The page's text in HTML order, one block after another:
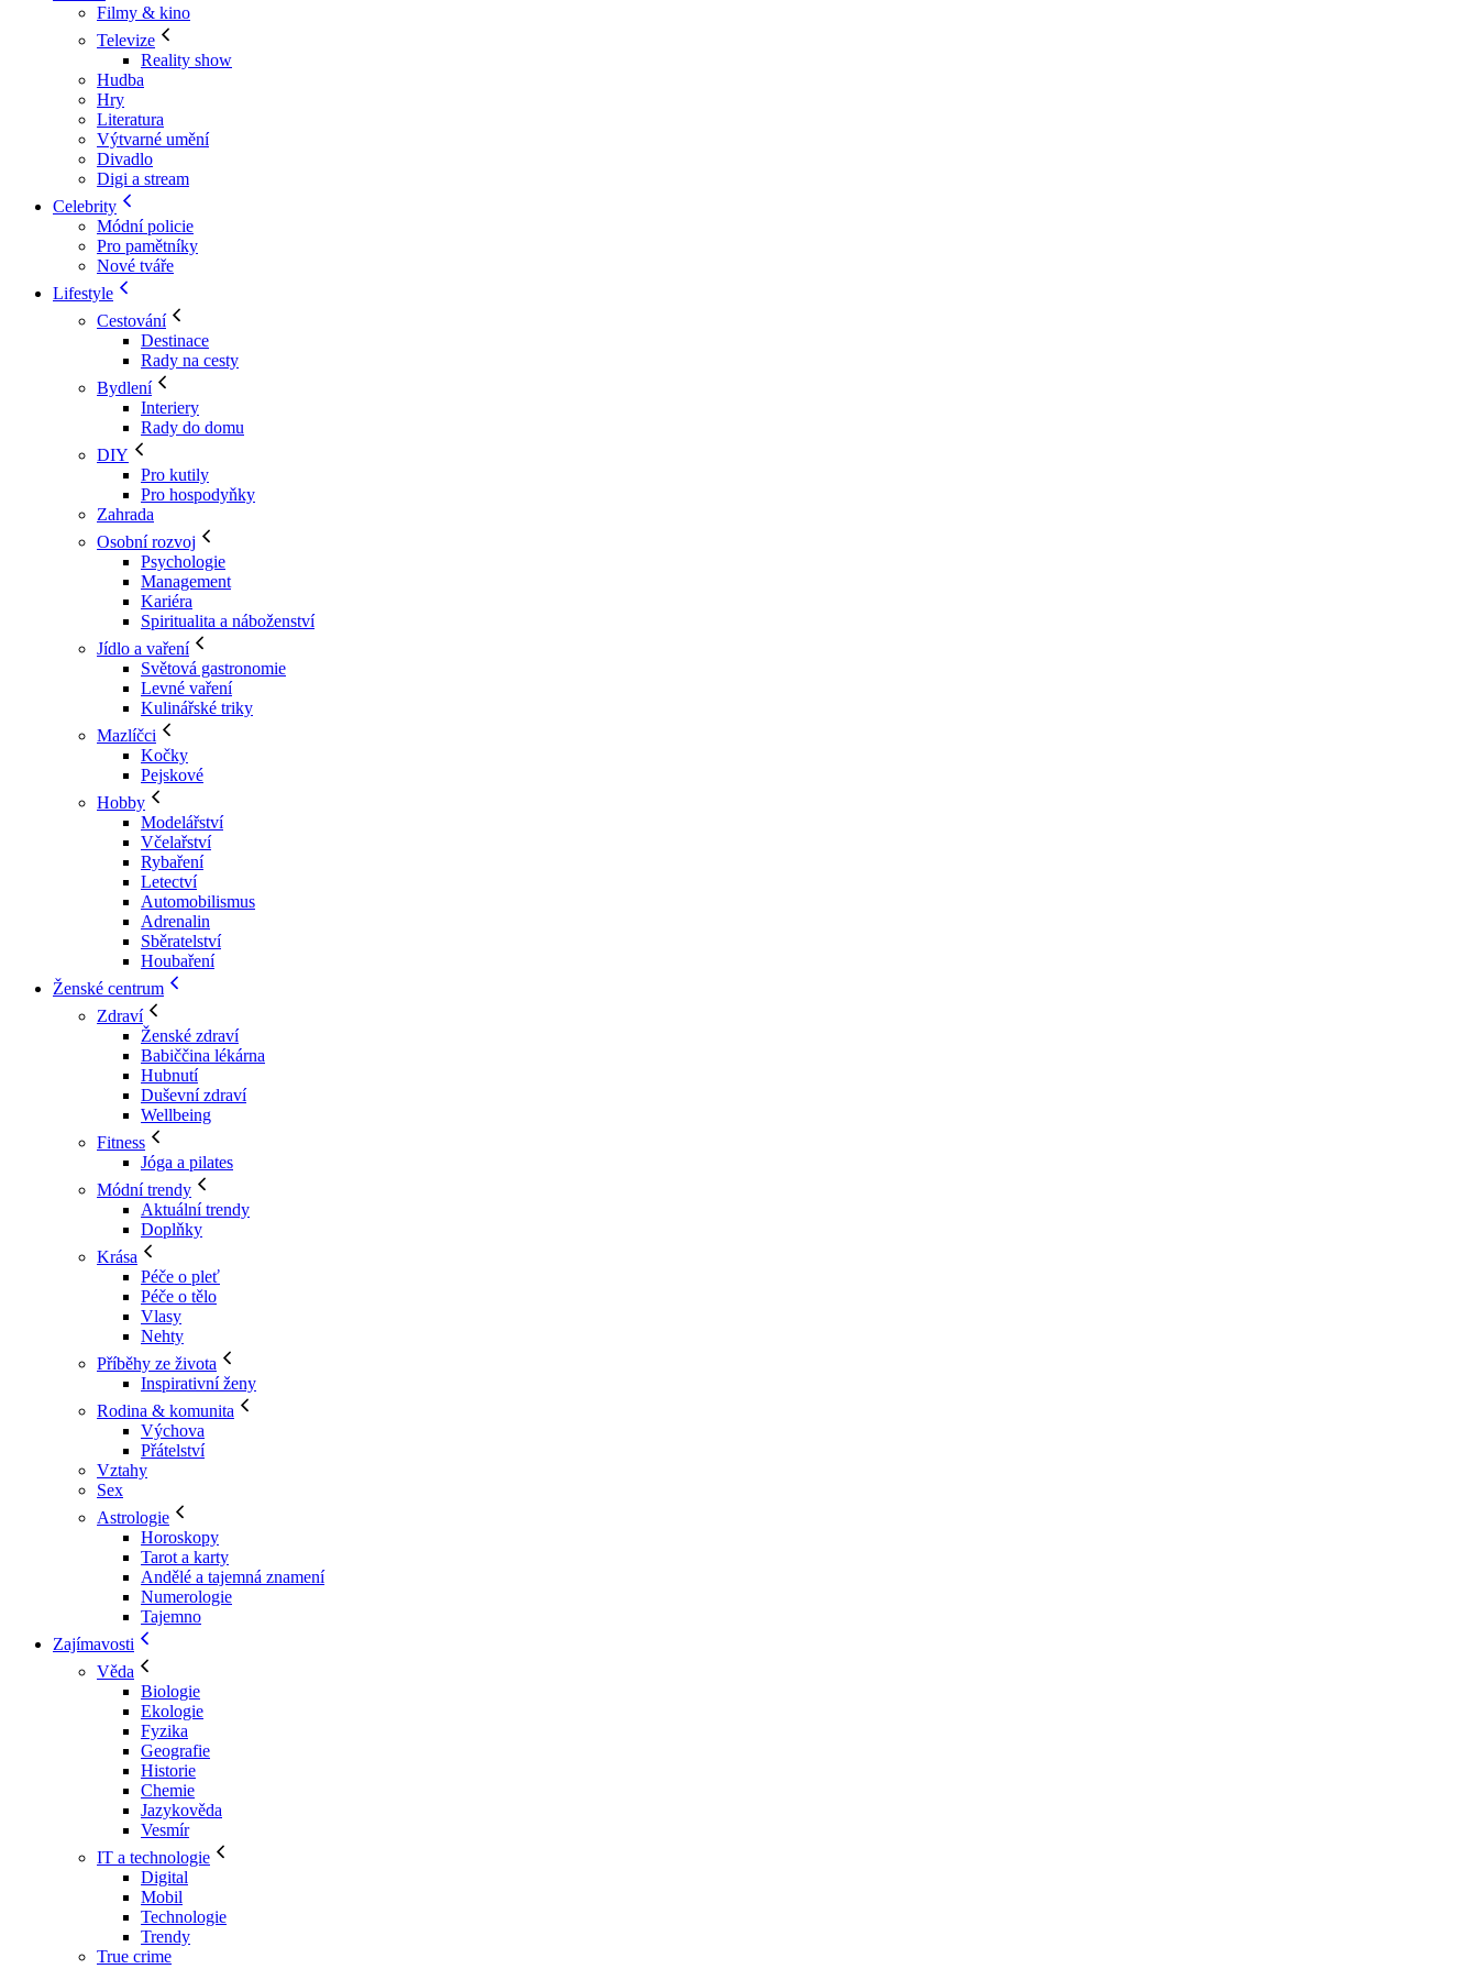
Filmy & kino
Televize
Reality show
Hudba
Hry
Literatura
Výtvarné umění
Divadlo
Digi a stream
Celebrity
Módní policie
Pro pamětníky
Nové tváře
Lifestyle
Cestování
Destinace
Rady na cesty
Bydlení
Interiery
Rady do domu
DIY
Pro kutily
Pro hospodyňky
Zahrada
Osobní rozvoj
Psychologie
Management
Kariéra
Spiritualita a náboženství
Jídlo a vaření
Světová gastronomie
Levné vaření
Kulinářské triky
Mazlíčci
Kočky
Pejskové
Hobby
Modelářství
Včelařství
Rybaření
Letectví
Automobilismus
Adrenalin
Sběratelství
Houbaření
Ženské centrum
Zdraví
Ženské zdraví
Babiččina lékárna
Hubnutí
Duševní zdraví
Wellbeing
Fitness
Jóga a pilates
Módní trendy
Aktuální trendy
Doplňky
Krása
Péče o pleť
Péče o tělo
Vlasy
Nehty
Příběhy ze života
Inspirativní ženy
Rodina & komunita
Výchova
Přátelství
Vztahy
Sex
Astrologie
Horoskopy
Tarot a karty
Andělé a tajemná znamení
Numerologie
Tajemno
Zajímavosti
Věda
Biologie
Ekologie
Fyzika
Geografie
Historie
Chemie
Jazykověda
Vesmír
IT a technologie
Digital
Mobil
Technologie
Trendy
True crime